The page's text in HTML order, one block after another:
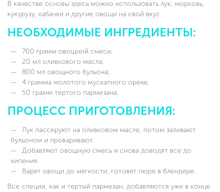
В качестве основы здесь можно использовать лук, морковь,
кукурузу, кабачки и другие овощи на свой вкус.
НЕОБХОДИМЫЕ ИНГРЕДИЕНТЫ:
700 грамм овощной смеси;
20 мл оливкового масла;
800 мл овощного бульона;
4 грамма молотого мускатного ореха;
50 грамм тертого пармезана.
ПРОЦЕСС ПРИГОТОВЛЕНИЯ:
Лук пассеруют на оливковом масле, потом заливают
бульоном и проваривают.
Добавляют овощную смесь и снова доводят все до
кипения.
Варят овощи до мягкости, готовят пюре в блендере.
Все специи, как и тертый пармезан, добавляются уже в конце